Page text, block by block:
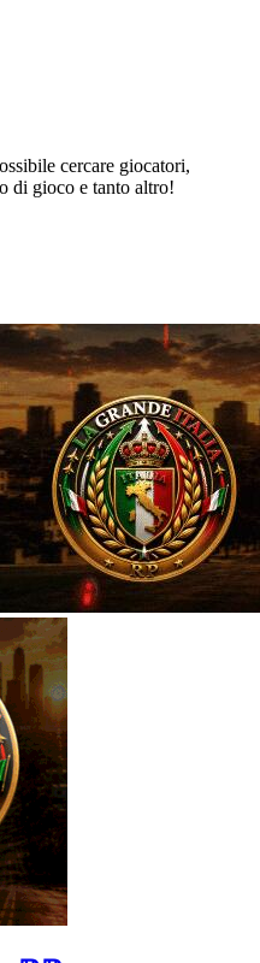
cercare giocatori,
di gioco e tanto altro!